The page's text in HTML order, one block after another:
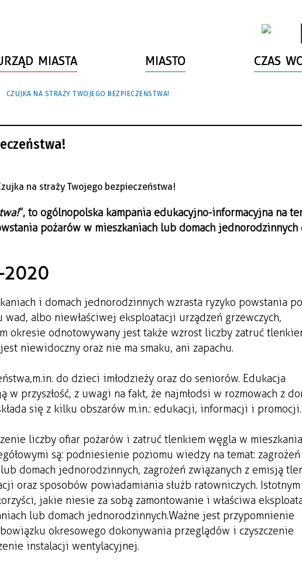
MIASTA MIASTO CZAS
CZUJKA NA STRAŻY TWOJEGO BEZPIECZEŃSTWA!
”, to ogólnopolska kampania edukacyjno-informacyjna na
pożarów w mieszkaniach lub domach jednorodzinnych
2020
i domach jednorodzinnych wzrasta ryzyko powstania
albo niewłaściwej eksploatacji urządzeń grzewczych,
okresie odnotowywany jest także wzrost liczby zatruć
niewidoczny oraz nie ma smaku, ani zapachu.
m.in. do dzieci i młodzieży oraz do seniorów. Edukacja
w przyszłość, z uwagi na fakt, że najmłodsi w rozmowach z
się z kilku obszarów m.in.: edukacji, informacji i promocji.
liczby ofiar pożarów i zatruć tlenkiem węgla w
są: podniesienie poziomu wiedzy na temat: zagrożeń
domach jednorodzinnych, zagrożeń związanych z emisją
oraz sposobów powiadamiania służb ratowniczych.
jakie niesie za sobą zamontowanie i właściwa
lub domach jednorodzinnych. Ważne jest przypomnienie
okresowego dokonywania przeglądów i czyszczenie
instalacji wentylacyjnej.